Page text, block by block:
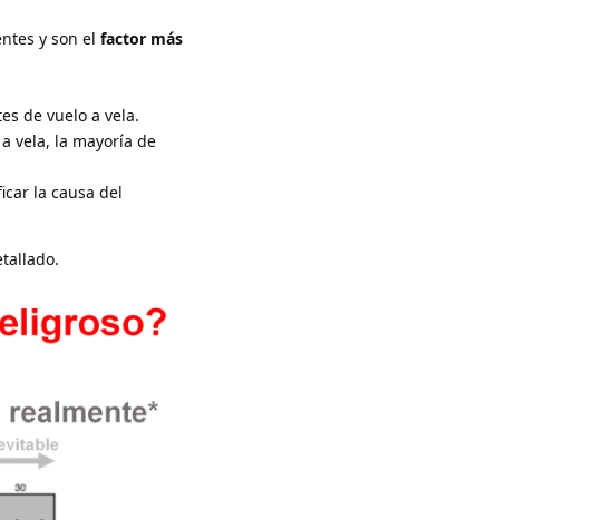
y son el factor más
de vuelo a vela.
vela, la mayoría de
la causa del